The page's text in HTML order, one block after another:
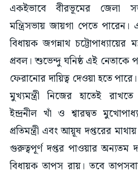
একইভাবে বীরভূমের জেলা
মন্ত্রিসভায় জায়গা পেতে
বিধায়ক জগন্নাথ চট্টোপাধ্যায়ের
প্রবল। শুভেন্দু ঘনিষ্ঠ এই নেতাকে
ফেরানোর দায়িত্ব দেওয়া হতে পারে।
মুখ্যমন্ত্রী নিজের হাতেই রাখতে
ইন্দ্রনীল খাঁ ও শ্বারদ্বত
প্রতিমন্ত্রী এবং আয়ূষ দপ্তরের
গুরুত্বপূর্ণ দপ্তর পাওয়ার অন্যতম
বিধায়ক তাপস রায়। তবে